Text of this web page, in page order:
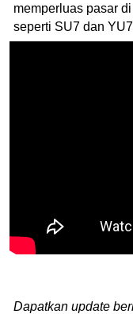
memperluas pasar
seperti SU7 dan
Dapatkan update